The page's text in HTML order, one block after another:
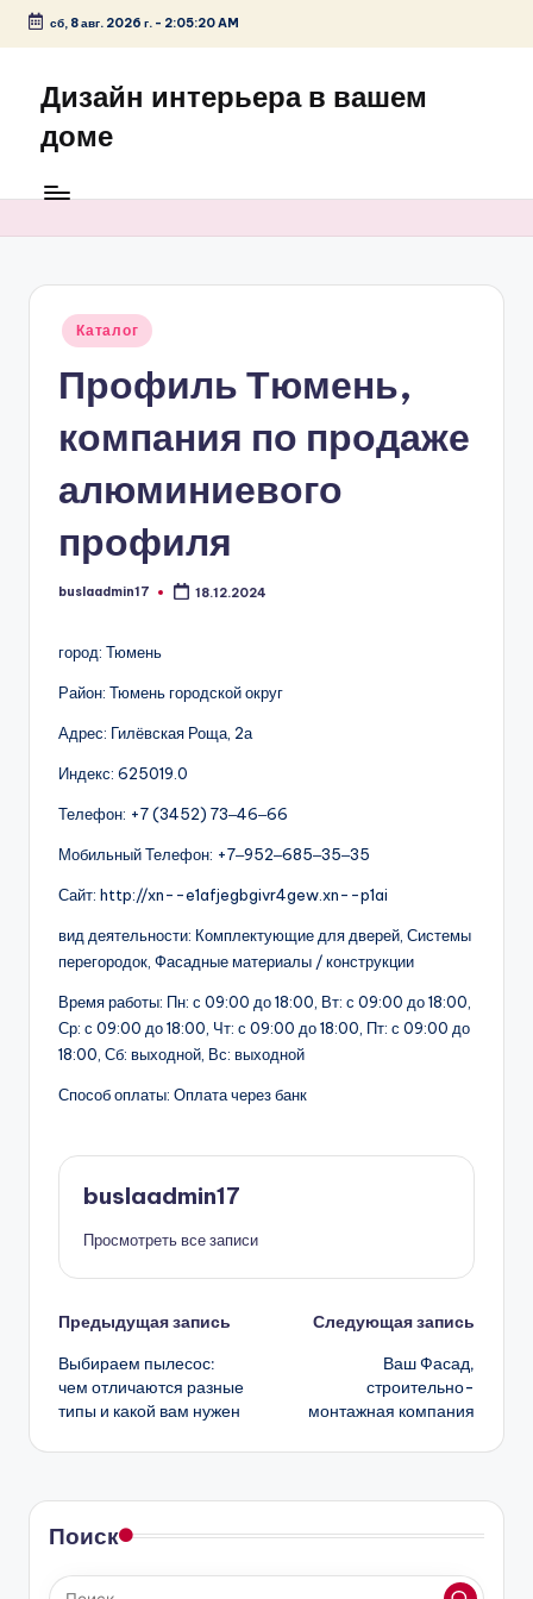
Перейти
содержимому
сб, 8 авг. 2026 г.- 2:05:20 AM
Дизайн интерьера в вашем
доме
Опубликовано
Каталог
Профиль Тюмень,
компания по продаже
алюминиевого
профиля
Запись
buslaadmin17 18.12.2024
город: Тюмень
Район: Тюмень городской округ
Адрес: Гилёвская Роща, 2а
Индекс: 625019.0
Телефон: +7 (3452) 73‒46‒66
Мобильный Телефон: +7‒952‒685‒35‒35
Сайт: http://xn--e1afjegbgivr4gew.xn--p1ai
вид деятельности: Комплектующие для дверей, Системы
перегородок, Фасадные материалы / конструкции
Время работы: Пн: с 09:00 до 18:00, Вт: с 09:00 до 18:00,
Ср: с 09:00 до 18:00, Чт: с 09:00 до 18:00, Пт: с 09:00 до
18:00, Сб: выходной, Вс: выходной
Способ оплаты: Оплата через банк
buslaadmin17
Просмотреть все записи
Навигация
записи
Предыдущая запись
Выбираем пылесос:
чем отличаются разные
типы и какой вам нужен
Следующая запись
Ваш Фасад,
строительно-
монтажная компания
Поиск